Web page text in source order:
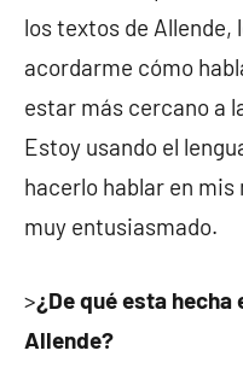
los textos de Allende,
acordarme cómo
estar más cercano a
Estoy usando el
hacerlo hablar en
muy entusiasmado.
>¿De qué esta
Allende?